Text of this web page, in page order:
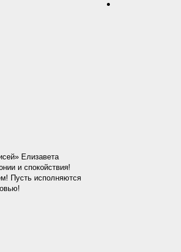
Елизавета
и спокойствия!
Пусть исполняются